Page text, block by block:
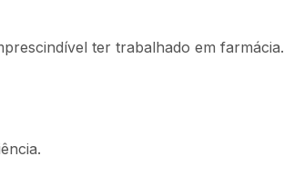
ter trabalhado em farmácia.